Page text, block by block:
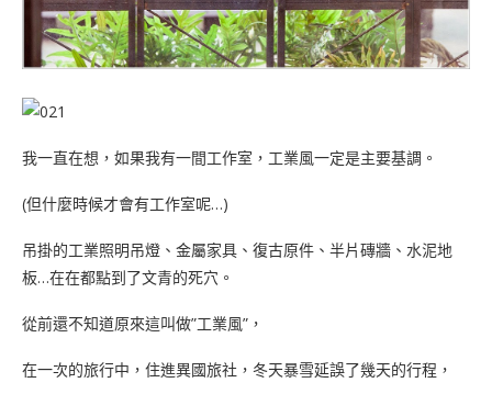
我一直在想，如果我有一間工作室，工業風一定是主要基調。
(但什麼時候才會有工作室呢…)
吊掛的工業照明吊燈、金屬家具、復古原件、半片磚牆、水泥地
板…在在都點到了文青的死穴。
從前還不知道原來這叫做”工業風”，
在一次的旅行中，住進異國旅社，冬天暴雪延誤了幾天的行程，